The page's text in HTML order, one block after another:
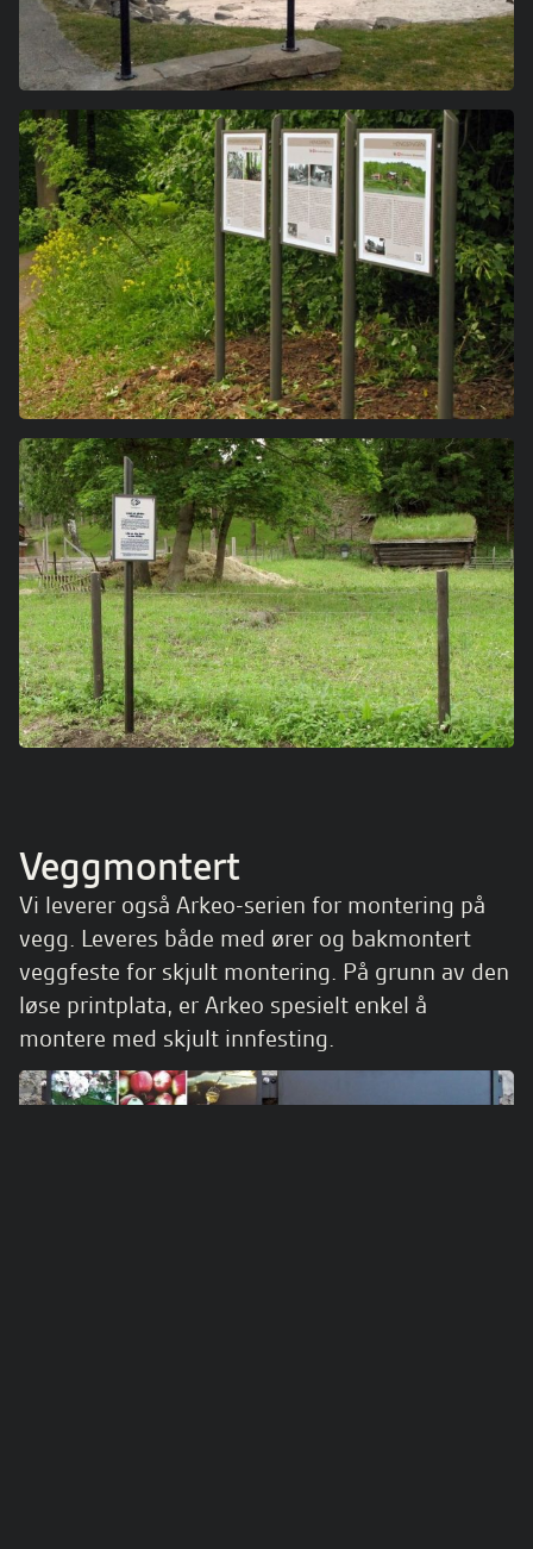
Veggmontert
Vi leverer også Arkeo-serien for montering på
vegg. Leveres både med ører og bakmontert
veggfeste for skjult montering. På grunn av den
løse printplata, er Arkeo spesielt enkel å
montere med skjult innfesting.